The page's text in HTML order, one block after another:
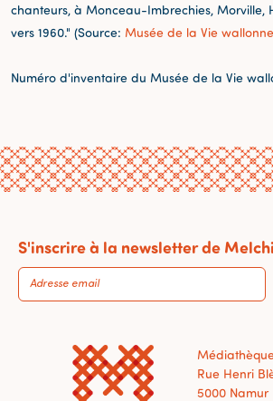
chanteurs, à Monceau-Imbrechies, Morville,
vers 1960." (Source: Musée de la Vie wallonne
Numéro d'inventaire du Musée de la Vie
S'inscrire à la newsletter de
Rue Henri
5000 Namur